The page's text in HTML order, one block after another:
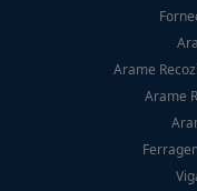
Arame
Arame